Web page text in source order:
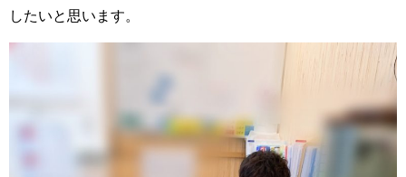
したいと思います。